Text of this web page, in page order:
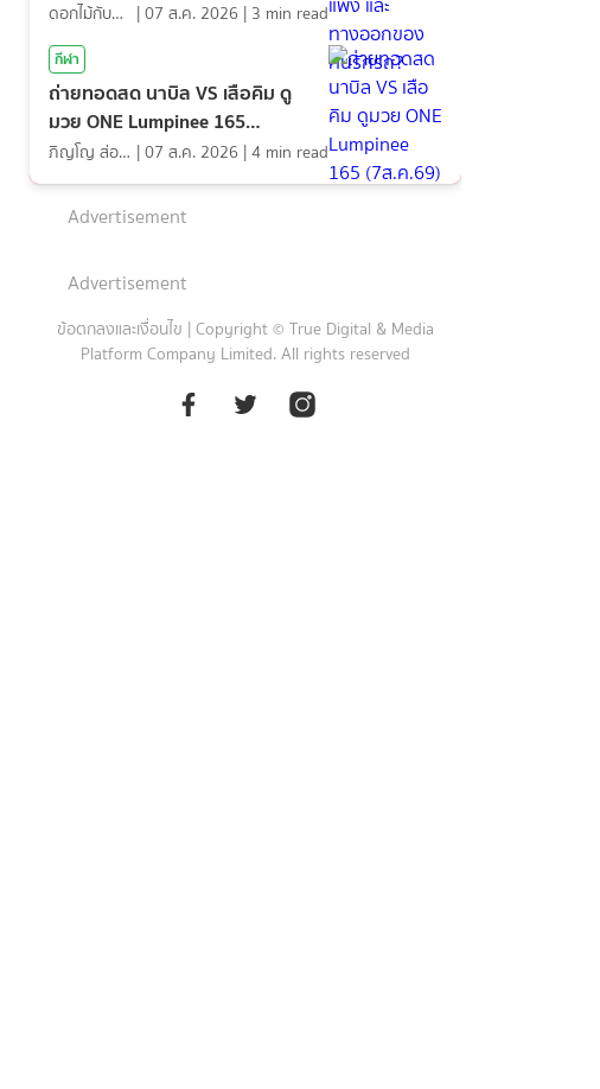
ดอกไม้กับสายน้ำ |07 ส.ค. 2026 | 3 min read
กีฬา
ถ่ายทอดสด นาบิล VS เสือคิม ดู
มวย ONE Lumpinee 165
(7ส.ค.69)ภิญโญ ส่องแสง |07 ส.ค. 2026 |4 min read
Advertisement
Advertisement
ข้อตกลงและเงื่อนไข | Copyright © True Digital & Media
Platform Company Limited. All rights reserved